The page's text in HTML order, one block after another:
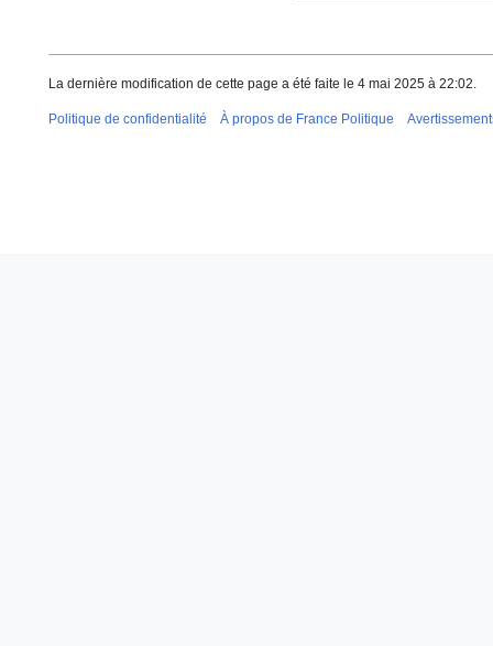
La dernière modification de cette page a été faite le 4 mai 2025 à 22:02.
Politique de confidentialité À propos de France Politique